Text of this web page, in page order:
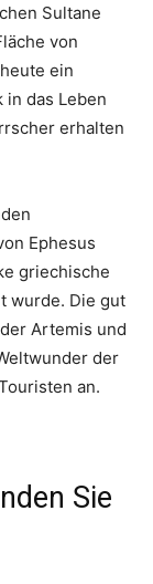
Sultane
von
ein
in das Leben
erhalten
Ephesus
griechische
wurde. Die gut
Artemis und
der
an.
Sie